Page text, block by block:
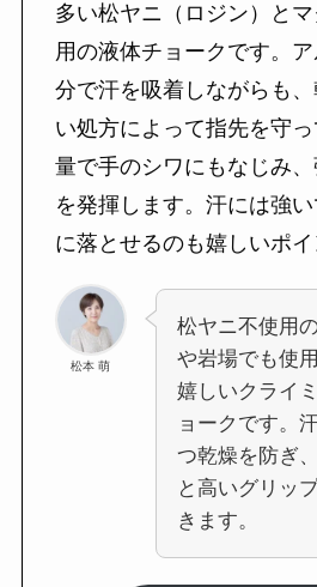
多い松ヤニ（ロジン）と
用の液体チョークです。
分で汗を吸着しながらも
い処方によって指先を守
量で手のシワにもなじみ
を発揮します。汗には強
に落とせるのも嬉しいポイ
松本 萌
松ヤニ不使用
や岩場でも使
嬉しいクライ
ョークです。
つ乾燥を防ぎ
と高いグリッ
きます。